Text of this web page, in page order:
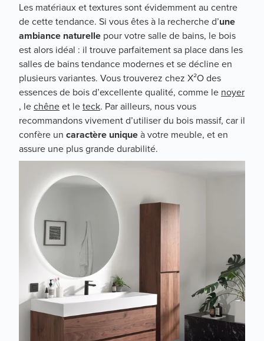
Les matériaux et textures sont évidemment au centre
de cette tendance. Si vous êtes à la recherche d’une
ambiance naturelle pour votre salle de bains, le bois
est alors idéal : il trouve parfaitement sa place dans les
salles de bains tendance modernes et se décline en
plusieurs variantes. Vous trouverez chez X²O des
essences de bois d’excellente qualité, comme le noyer
, lechêneet leteck. Par ailleurs, nous vous
recommandons vivement d’utiliser du bois massif, car il
confère un caractère uniqueà votre meuble, et en
assure une plus grande durabilité.